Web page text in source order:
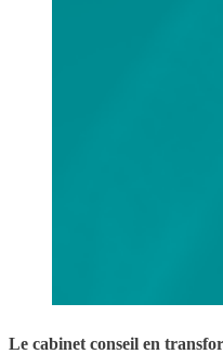
Le cabinet conseil en